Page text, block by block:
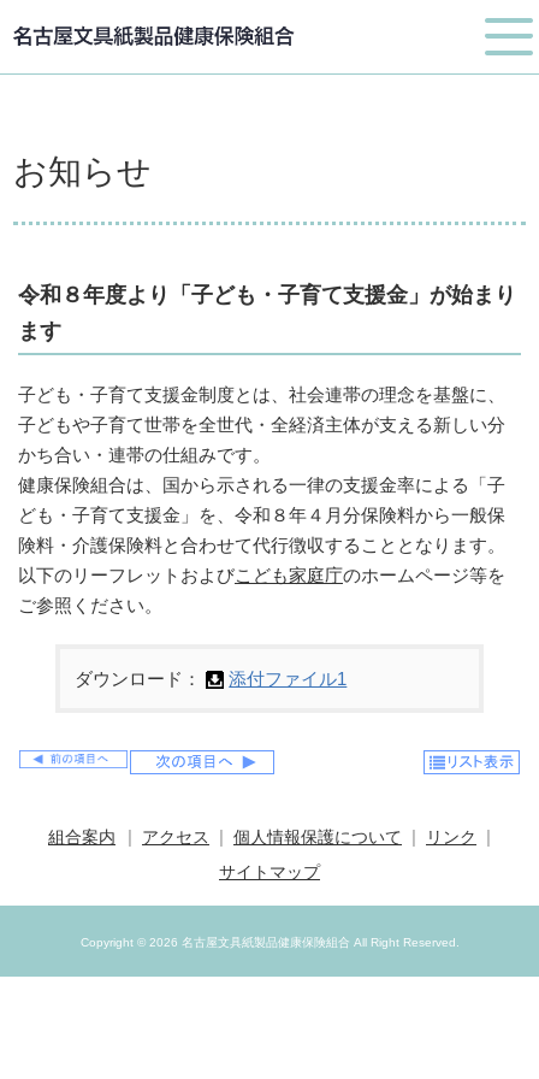
お知らせ
令和８年度より「子ども・子育て支援金」が始まり
ます
子ども・子育て支援金制度とは、社会連帯の理念を基盤に、
子どもや子育て世帯を全世代・全経済主体が支える新しい分
かち合い・連帯の仕組みです。
健康保険組合は、国から示される一律の支援金率による「子
ども・子育て支援金」を、令和８年４月分保険料から一般保
険料・介護保険料と合わせて代行徴収することとなります。
以下のリーフレットおよびこども家庭庁のホームページ等を
ご参照ください。
ダウンロード： 添付ファイル1
組合案内 アクセス 個人情報保護について
リンク
サイトマップ
Copyright © 2026 名古屋文具紙製品健康保険組合 All Right Reserved.